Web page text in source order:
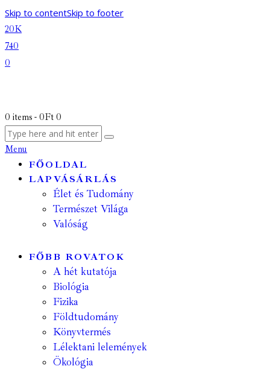
Skip to contentSkip to footer
20K
740
0
0 items - 0Ft 0
Menu
FŐOLDAL
LAPVÁSÁRLÁS
Élet és Tudomány
Természet Világa
Valóság
FŐBB ROVATOK
A hét kutatója
Biológia
Fizika
Földtudomány
Könyvtermés
Lélektani lelemények
Ökológia